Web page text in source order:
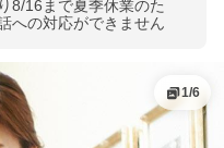
16まで夏季休業のた
への対応ができません
1/6